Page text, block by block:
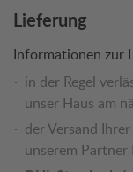
Lieferung
Informationen zur
in der Regel
unser Haus am
der Versand
unserem Partner